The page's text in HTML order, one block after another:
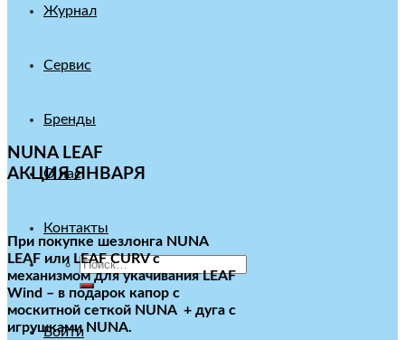
Журнал
Сервис
Бренды
О нас
Контакты
Искать:
Войти
NUNA LEAF
АКЦИЯ ЯНВАРЯ
При покупке шезлонга NUNA
LEAF или LEAF CURV с
механизмом для укачивания LEAF
Wind – в подарок капор с
москитной сеткой NUNA + дуга с
игрушками NUNA.